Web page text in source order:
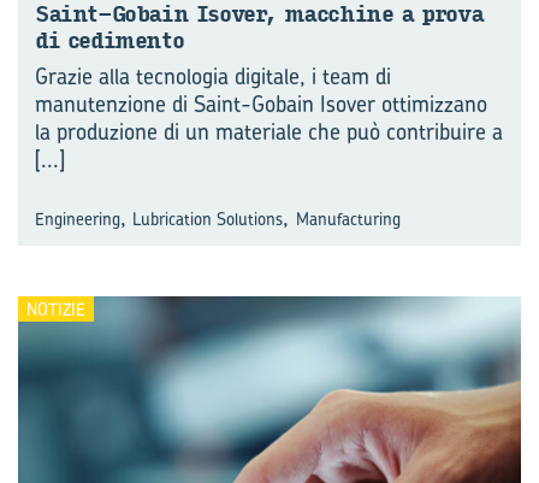
Saint-​Gobain Iso­ver, mac­chi­ne a prova
di ce­di­men­to
Grazie alla tecnologia digitale, i team di
manutenzione di Saint-Gobain Isover ottimizzano
la produzione di un materiale che può contribuire a
[...]
Engineering, Lubrication Solutions, Manufacturing
NOTIZIE